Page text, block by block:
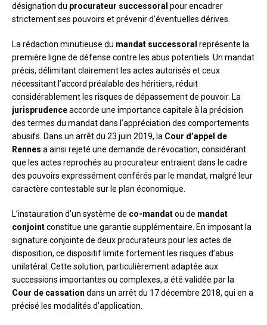
désignation du procurateur successoral pour encadrer
strictement ses pouvoirs et prévenir d’éventuelles dérives.
La rédaction minutieuse du mandat successoral représente la
première ligne de défense contre les abus potentiels. Un mandat
précis, délimitant clairement les actes autorisés et ceux
nécessitant l’accord préalable des héritiers, réduit
considérablement les risques de dépassement de pouvoir. La
jurisprudenceaccorde une importance capitale à la précision
des termes du mandat dans l’appréciation des comportements
abusifs. Dans un arrêt du 23 juin 2019, la Cour d’appel de
Rennes a ainsi rejeté une demande de révocation, considérant
que les actes reprochés au procurateur entraient dans le cadre
des pouvoirs expressément conférés par le mandat, malgré leur
caractère contestable sur le plan économique.
L’instauration d’un système de co-mandatou de mandat
conjointconstitue une garantie supplémentaire. En imposant la
signature conjointe de deux procurateurs pour les actes de
disposition, ce dispositif limite fortement les risques d’abus
unilatéral. Cette solution, particulièrement adaptée aux
successions importantes ou complexes, a été validée par la
Cour de cassation dans un arrêt du 17 décembre 2018, qui en a
précisé les modalités d’application.